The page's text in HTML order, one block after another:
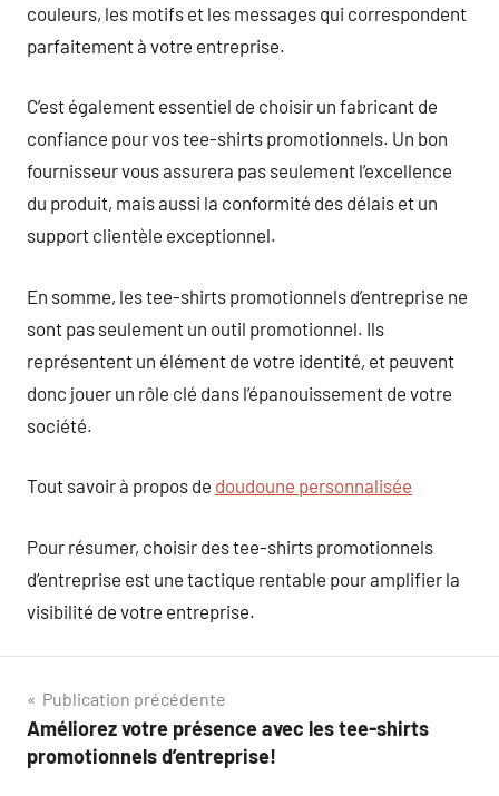
couleurs, les motifs et les messages qui correspondent
parfaitement à votre entreprise.
C’est également essentiel de choisir un fabricant de
confiance pour vos tee-shirts promotionnels. Un bon
fournisseur vous assurera pas seulement l’excellence
du produit, mais aussi la conformité des délais et un
support clientèle exceptionnel.
En somme, les tee-shirts promotionnels d’entreprise ne
sont pas seulement un outil promotionnel. Ils
représentent un élément de votre identité, et peuvent
donc jouer un rôle clé dans l’épanouissement de votre
société.
Tout savoir à propos de doudoune personnalisée
Pour résumer, choisir des tee-shirts promotionnels
d’entreprise est une tactique rentable pour amplifier la
visibilité de votre entreprise.
Navigation
de
Publication précédente
Améliorez votre présence avec les tee-shirts
promotionnels d’entreprise!